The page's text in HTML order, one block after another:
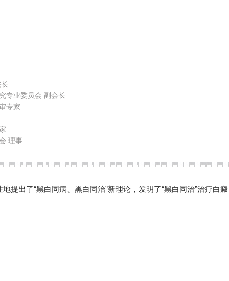
专业委员会 副会长
专家
理事
地提出了“黑白同病、黑白同治”新理论，发明了“黑白同治”治疗白癜